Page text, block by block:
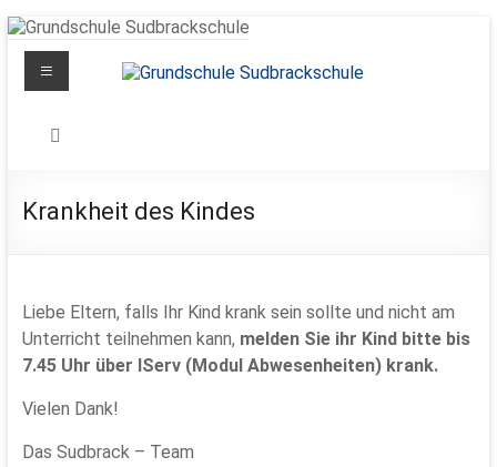
Zum
Inhalt
springen
Schule
in
Menü
Krankheit des Kindes
Liebe Eltern, falls Ihr Kind krank sein sollte und nicht am
Unterricht teilnehmen kann, melden Sie ihr Kind bitte bis
7.45 Uhr über IServ (Modul Abwesenheiten) krank.
Vielen Dank!
Das Sudbrack – Team